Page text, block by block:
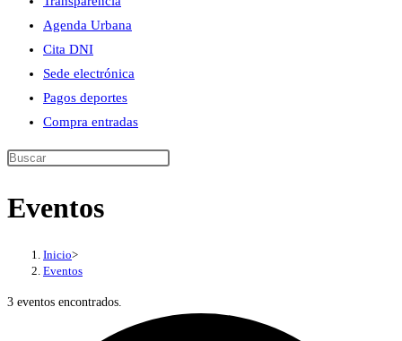
Agenda Urbana
Cita DNI
Sede electrónica
Pagos deportes
Compra entradas
Buscar
esta
Eventos
Inicio>
Eventos
3 eventos encontrados.